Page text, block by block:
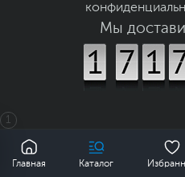
Мы
1
Главная Каталог